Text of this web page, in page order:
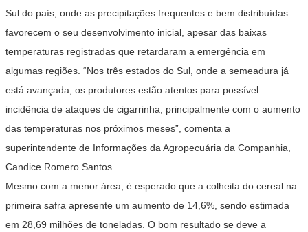
Sul do país, onde as precipitações frequentes e bem distribuídas
favorecem o seu desenvolvimento inicial, apesar das baixas
temperaturas registradas que retardaram a emergência em
algumas regiões. “Nos três estados do Sul, onde a semeadura já
está avançada, os produtores estão atentos para possível
incidência de ataques de cigarrinha, principalmente com o aumento
das temperaturas nos próximos meses”, comenta a
superintendente de Informações da Agropecuária da Companhia,
Candice Romero Santos.
Mesmo com a menor área, é esperado que a colheita do cereal na
primeira safra apresente um aumento de 14,6%, sendo estimada
em 28,69 milhões de toneladas. O bom resultado se deve a